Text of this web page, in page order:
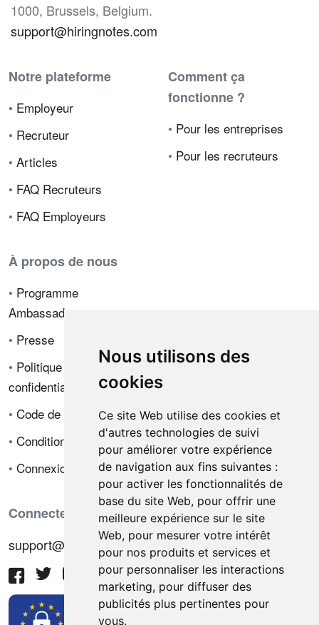
Nous utilisons des
cookies
Ce site Web utilise des cookies et
d'autres technologies de suivi
pour améliorer votre expérience
de navigation aux fins suivantes :
pour activer les fonctionnalités de
base du site Web, pour offrir une
meilleure expérience sur le site
Web, pour mesurer votre intérêt
pour nos produits et services et
pour personnaliser les interactions
marketing, pour diffuser des
publicités plus pertinentes pour
vous.
1000, Brussels, Belgium.
support@hiringnotes.com
Notre plateforme
• Employeur
• Recruteur
• Articles
• FAQ Recruteurs
• FAQ Employeurs
Comment ça
fonctionne ?
• Pour les entreprises
• Pour les recruteurs
À propos de nous
• Programme
Ambassadeur
• Presse
• Politique de
confidentialité
• Code de déontologie
• Conditions de vente
• Connexion
Connectez-vous avec nous
support@hiringnotes.com